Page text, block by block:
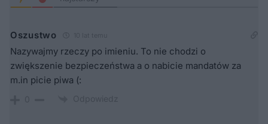
Oszustwo
Nazywajmy rzeczy po imieniu. To nie chodzi o
zwiększenie bezpieczeństwa a o nabicie mandatów za
m.in picie piwa (: